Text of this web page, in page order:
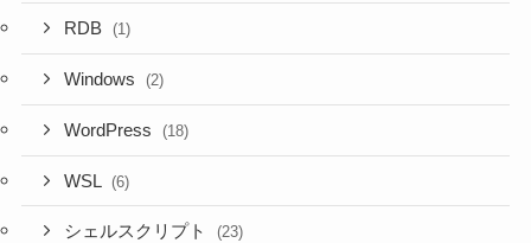
RDB (1)
Windows (2)
WordPress (18)
WSL (6)
シェルスクリプト (23)